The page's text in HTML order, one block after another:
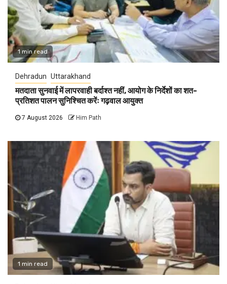
1 min read
Dehradun Uttarakhand
मतदाता सुनवाई में लापरवाही बर्दाश्त नहीं, आयोग के निर्देशों का शत-
प्रतिशत पालन सुनिश्चित करेंः गढ़वाल आयुक्त
7 August 2026 Him Path
1 min read